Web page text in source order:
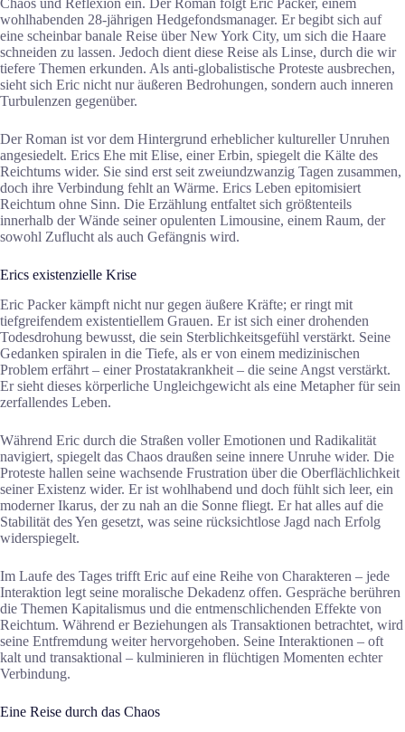
Chaos und Reflexion ein. Der Roman folgt Eric Packer, einem
wohlhabenden 28-jährigen Hedgefondsmanager. Er begibt sich auf
eine scheinbar banale Reise über New York City, um sich die Haare
schneiden zu lassen. Jedoch dient diese Reise als Linse, durch die wir
tiefere Themen erkunden. Als anti-globalistische Proteste ausbrechen,
sieht sich Eric nicht nur äußeren Bedrohungen, sondern auch inneren
Turbulenzen gegenüber.
Der Roman ist vor dem Hintergrund erheblicher kultureller Unruhen
angesiedelt. Erics Ehe mit Elise, einer Erbin, spiegelt die Kälte des
Reichtums wider. Sie sind erst seit zweiundzwanzig Tagen zusammen,
doch ihre Verbindung fehlt an Wärme. Erics Leben epitomisiert
Reichtum ohne Sinn. Die Erzählung entfaltet sich größtenteils
innerhalb der Wände seiner opulenten Limousine, einem Raum, der
sowohl Zuflucht als auch Gefängnis wird.
Erics existenzielle Krise
Eric Packer kämpft nicht nur gegen äußere Kräfte; er ringt mit
tiefgreifendem existentiellem Grauen. Er ist sich einer drohenden
Todesdrohung bewusst, die sein Sterblichkeitsgefühl verstärkt. Seine
Gedanken spiralen in die Tiefe, als er von einem medizinischen
Problem erfährt – einer Prostatakrankheit – die seine Angst verstärkt.
Er sieht dieses körperliche Ungleichgewicht als eine Metapher für sein
zerfallendes Leben.
Während Eric durch die Straßen voller Emotionen und Radikalität
navigiert, spiegelt das Chaos draußen seine innere Unruhe wider. Die
Proteste hallen seine wachsende Frustration über die Oberflächlichkeit
seiner Existenz wider. Er ist wohlhabend und doch fühlt sich leer, ein
moderner Ikarus, der zu nah an die Sonne fliegt. Er hat alles auf die
Stabilität des Yen gesetzt, was seine rücksichtlose Jagd nach Erfolg
widerspiegelt.
Im Laufe des Tages trifft Eric auf eine Reihe von Charakteren – jede
Interaktion legt seine moralische Dekadenz offen. Gespräche berühren
die Themen Kapitalismus und die entmenschlichenden Effekte von
Reichtum. Während er Beziehungen als Transaktionen betrachtet, wird
seine Entfremdung weiter hervorgehoben. Seine Interaktionen – oft
kalt und transaktional – kulminieren in flüchtigen Momenten echter
Verbindung.
Eine Reise durch das Chaos